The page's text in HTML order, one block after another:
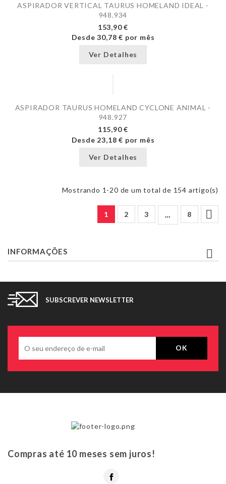
ASPIRADOR VERTICAL TAURUS HOMELAND IDEAL -
948.934
153,90 €
Desde30,78 € por mês
Ver Detalhes
ASPIRADOR TAURUS HOMELAND CYCLONE ANIMAL -
948.927
115,90 €
Desde 23,18 € por mês
Ver Detalhes
Mostrando 1-20 de um total de 154 artigo(s)
1 2 3 … 8 
INFORMAÇÕES 
SUBSCREVER NEWSLETTER
Compras até 10 meses sem juros!